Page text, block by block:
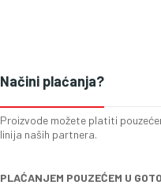
Načini plaćanja?
Proizvode možete platiti
linija naših partnera.
PLAĆANJEM POUZEĆEM U